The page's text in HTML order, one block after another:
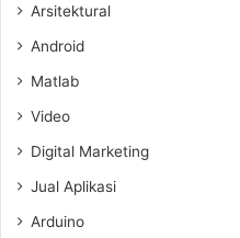
Arsitektural
Android
Matlab
Video
Digital Marketing
Jual Aplikasi
Arduino